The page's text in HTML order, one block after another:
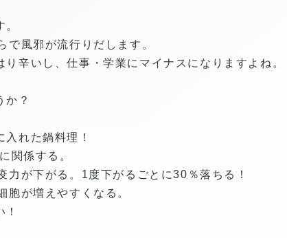
で風邪が流行りだします。
辛いし、仕事・学業にマイナスになりますよね。
か？
れた鍋料理！
係する。
が下がる。1度下がるごとに30％落ちる！
が増えやすくなる。